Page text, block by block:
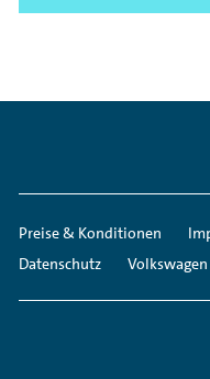
Preise & Konditionen
Datenschutz